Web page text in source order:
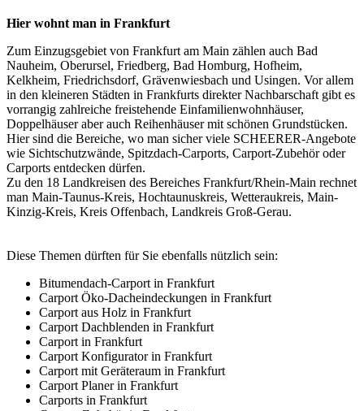
Hier wohnt man in Frankfurt
Zum Einzugsgebiet von Frankfurt am Main zählen auch Bad
Nauheim, Oberursel, Friedberg, Bad Homburg, Hofheim,
Kelkheim, Friedrichsdorf, Grävenwiesbach und Usingen. Vor allem
in den kleineren Städten in Frankfurts direkter Nachbarschaft gibt es
vorrangig zahlreiche freistehende Einfamilienwohnhäuser,
Doppelhäuser aber auch Reihenhäuser mit schönen Grundstücken.
Hier sind die Bereiche, wo man sicher viele SCHEERER-Angebote
wie Sichtschutzwände, Spitzdach-Carports, Carport-Zubehör oder
Carports entdecken dürfen.
Zu den 18 Landkreisen des Bereiches Frankfurt/Rhein-Main rechnet
man Main-Taunus-Kreis, Hochtaunuskreis, Wetteraukreis, Main-
Kinzig-Kreis, Kreis Offenbach, Landkreis Groß-Gerau.
Diese Themen dürften für Sie ebenfalls nützlich sein:
Bitumendach-Carport in Frankfurt
Carport Öko-Dacheindeckungen in Frankfurt
Carport aus Holz in Frankfurt
Carport Dachblenden in Frankfurt
Carport in Frankfurt
Carport Konfigurator in Frankfurt
Carport mit Geräteraum in Frankfurt
Carport Planer in Frankfurt
Carports in Frankfurt